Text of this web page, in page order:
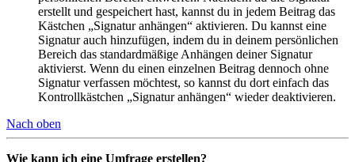
erstellt und gespeichert hast, kannst du in jedem Beitrag das
Kästchen „Signatur anhängen“ aktivieren. Du kannst eine
Signatur auch hinzufügen, indem du in deinem persönlichen
Bereich das standardmäßige Anhängen deiner Signatur
aktivierst. Wenn du einen einzelnen Beitrag dennoch ohne
Signatur verfassen möchtest, so kannst du dort einfach das
Kontrollkästchen „Signatur anhängen“ wieder deaktivieren.
Nach oben
Wie kann ich eine Umfrage erstellen?